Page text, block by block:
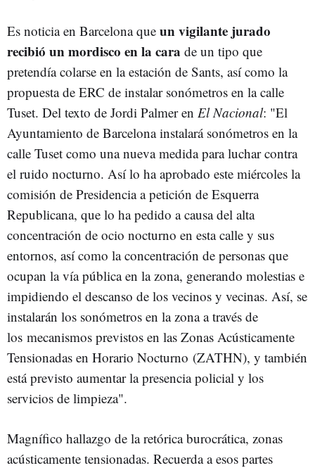
Es noticia en Barcelona que un vigilante jurado
recibió un mordisco en la cara de un tipo que
pretendía colarse en la estación de Sants, así como la
propuesta de ERC de instalar sonómetros en la calle
Tuset. Del texto de Jordi Palmer en El Nacional: "El
Ayuntamiento de Barcelona instalará sonómetros en la
calle Tuset como una nueva medida para luchar contra
el ruido nocturno. Así lo ha aprobado este miércoles la
comisión de Presidencia a petición de Esquerra
Republicana, que lo ha pedido a causa del alta
concentración de ocio nocturno en esta calle y sus
entornos, así como la concentración de personas que
ocupan la vía pública en la zona, generando molestias e
impidiendo el descanso de los vecinos y vecinas. Así, se
instalarán los sonómetros en la zona a través de
los mecanismos previstos en las Zonas Acústicamente
Tensionadas en Horario Nocturno (ZATHN), y también
está previsto aumentar la presencia policial y los
servicios de limpieza".
Magnífico hallazgo de la retórica burocrática, zonas
acústicamente tensionadas. Recuerda a esos partes